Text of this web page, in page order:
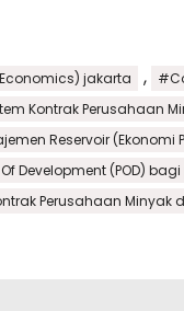
jakarta ,
Kontrak Perusahaan
Reservoir (Ekonomi
Development (POD)
Perusahaan Minyak